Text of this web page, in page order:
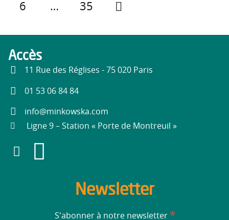
6 … 35
Accès
11 Rue des Réglises - 75 020 Paris
01 53 06 84 84
info@minkowska.com
Ligne 9 – Station « Porte de Montreuil »
Newsletter
S'abonner à notre newsletter *